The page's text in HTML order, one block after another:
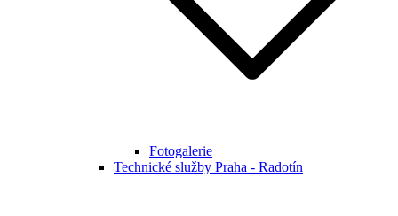
Fotogalerie
Technické služby Praha - Radotín